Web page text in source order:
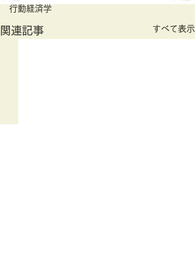
行動経済学
関連記事 すべて表示